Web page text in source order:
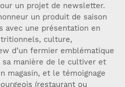
un projet de newsletter.
un produit de saison
avec une présentation en
culture,
d’un fermier emblématique
manière de le cultiver et
magasin, et le témoignage
(restaurant ou